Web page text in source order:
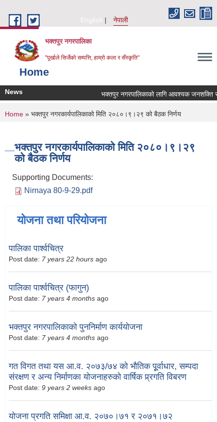
English
नेपाली
भक्तपुर नगरपालिका
"पूर्खाले सिर्जेको सम्पत्ति, हाम्रो कला र सँस्कृति"
Home
News भक्तपुर नगरपालिकाको लागि आवश्यक जनशक्ति
You are here
Home » भक्तपुर नगरकार्यपालिकाको मिति २०८०।९।२९ को बैठक निर्णय
भक्तपुर नगरकार्यपालिकाको मिति २०८०।९।२९
को बैठक निर्णय
Supporting Documents:
Nirnaya 80-9-29.pdf
योजना तथा परियोजना
पालिका पार्श्वचित्र
Post date: 7 years 22 hours ago
पालिका पार्श्वचित्र (फागुन)
Post date: 7 years 4 months ago
भक्तपुर नगरपालिकाको पुननिर्माण कार्ययोजना
Post date: 7 years 4 months ago
गत विगत तथा यस आ.व. २०७३/७४ को भौतिक पूूर्वाधार, सम्पदा
संरक्षण र अन्य निर्माणका योजनाहरुको वार्षिक प्र्रगति विबरण
Post date: 9 years 2 weeks ago
योजना प्रगति समिक्षा आ.व. २०७०।७१ र २०७१।७२